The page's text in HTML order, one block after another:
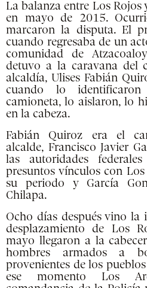
La balanza entre Los Rojos
en mayo de 2015.
marcaron la disputa. El
cuando regresaba de un
comunidad de
detuvo a la caravana del
alcaldía, Ulises Fabián
cuando lo
camioneta, lo aislaron, lo
en la cabeza.
Fabián Quiroz era el
alcalde, Francisco Javier
las autoridades
presuntos vínculos con
su periodo y García
Chilapa.
Ocho días después vino la
desplazamiento de Los
mayo llegaron a la
hombres armados a
provenientes de los
ese momento Los